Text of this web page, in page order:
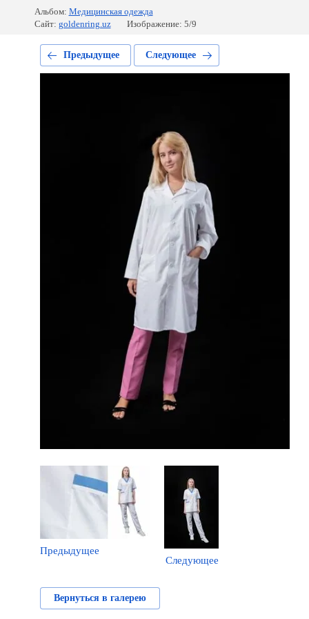
Альбом: Медицинская одежда
Сайт: goldenring.uz Изображение: 5/9
Предыдущее Следующее
Предыдущее
Следующее
Вернуться в галерею